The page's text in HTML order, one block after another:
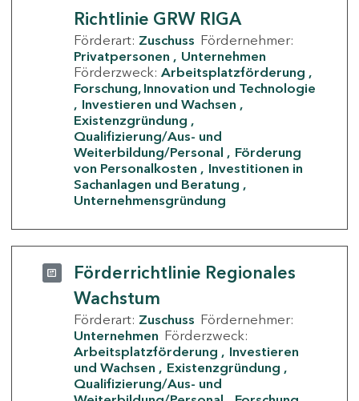
Richtlinie GRW RIGA
Förderart: Zuschuss Fördernehmer:
Privatpersonen
Unternehmen
Förderzweck: Arbeitsplatzförderung
Forschung, Innovation und Technologie
Investieren und Wachsen
Existenzgründung
Qualifizierung/Aus- und
Weiterbildung/Personal
Förderung
von Personalkosten
Investitionen in
Sachanlagen und Beratung
Unternehmensgründung
Förderrichtlinie Regionales
Wachstum
Förderart: Zuschuss Fördernehmer:
Unternehmen Förderzweck:
Arbeitsplatzförderung
Investieren
und Wachsen
Existenzgründung
Qualifizierung/Aus- und